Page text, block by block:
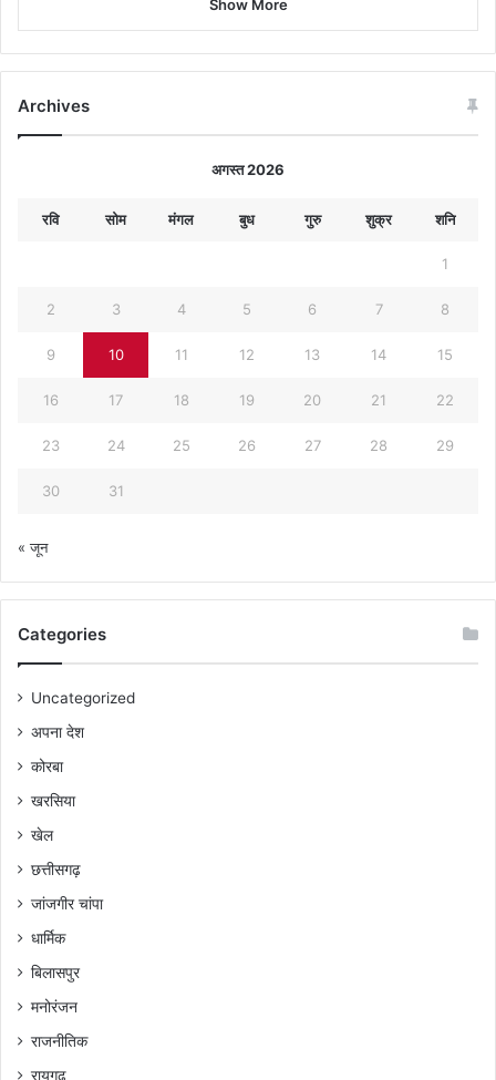
Show More
Archives
अगस्त 2026
रवि सोम मंगल बुध गुरु शुक्र शनि
1
2 3 4 5 6 7 8
9 10 11 12 13 14 15
16 17 18 19 20 21 22
23 24 25 26 27 28 29
30 31
« जून
Categories
Uncategorized
अपना देश
कोरबा
खरसिया
खेल
छत्तीसगढ़
जांजगीर चांपा
धार्मिक
बिलासपुर
मनोरंजन
राजनीतिक
रायगढ़